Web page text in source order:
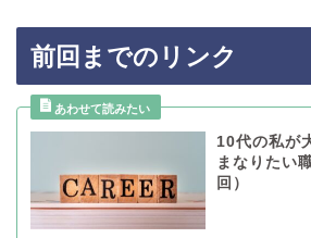
前回までのリンク
10代の私が
まなりたい
回）